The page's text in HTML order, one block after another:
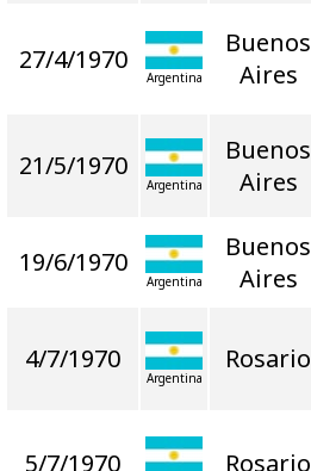
27/4/1970
Argentina
Buenos
Aires
21/5/1970
Argentina
Buenos
Aires
19/6/1970
Argentina
Buenos
Aires
4/7/1970
Argentina
Rosario
5/7/1970 Rosario